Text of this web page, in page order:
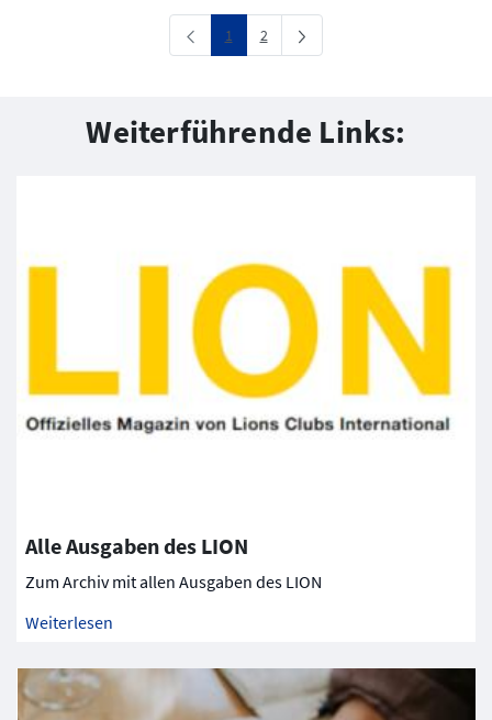
Seite
1 Seite
2
Weiterführende Links:
Alle Ausgaben des LION
Zum Archiv mit allen Ausgaben des LION
Weiterlesen